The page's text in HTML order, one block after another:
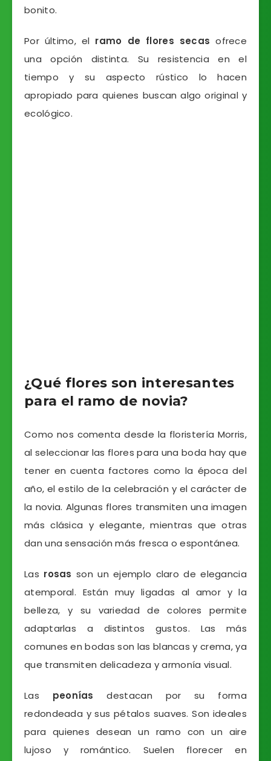
bonito.
Por último, el ramo de flores secas ofrece
una opción distinta. Su resistencia en el
tiempo y su aspecto rústico lo hacen
apropiado para quienes buscan algo original y
ecológico.
¿Qué flores son interesantes
para el ramo de novia?
Como nos comenta desde la floristería Morris,
al seleccionar las flores para una boda hay que
tener en cuenta factores como la época del
año, el estilo de la celebración y el carácter de
la novia. Algunas flores transmiten una imagen
más clásica y elegante, mientras que otras
dan una sensación más fresca o espontánea.
Las rosas son un ejemplo claro de elegancia
atemporal. Están muy ligadas al amor y la
belleza, y su variedad de colores permite
adaptarlas a distintos gustos. Las más
comunes en bodas son las blancas y crema, ya
que transmiten delicadeza y armonía visual.
Las peonías destacan por su forma
redondeada y sus pétalos suaves. Son ideales
para quienes desean un ramo con un aire
lujoso y romántico. Suelen florecer en